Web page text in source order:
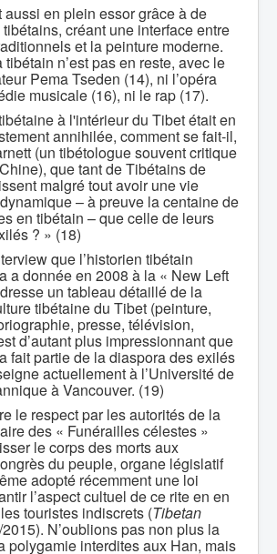
aussi en plein essor grâce à de
créant une interface entre
et la peinture moderne.
n’est pas en reste, avec le
Pema Tseden (14), ni l’opéra
musicale (16), ni le rap (17).
à l'intérieur du Tibet était en
annihilée, comment se fait-il,
(un tibétologue souvent critique
que tant de Tibétains de
malgré tout avoir une vie
– à preuve la centaine de
en tibétain – que celle de leurs
? » (18)
que l’historien tibétain
a donnée en 2008 à la « New Left
un tableau détaillé de la
tibétaine du Tibet (peinture,
presse, télévision,
d’autant plus impressionnant que
fait partie de la diaspora des exilés
actuellement à l’Université de
à Vancouver. (19)
le respect par les autorités de la
des « Funérailles célestes »
le corps des morts aux
du peuple, organe législatif
adopté récemment une loi
l’aspect cultuel de ce rite en en
touristes indiscrets (Tibetan
N’oublions pas non plus la
polygamie interdites aux Han, mais